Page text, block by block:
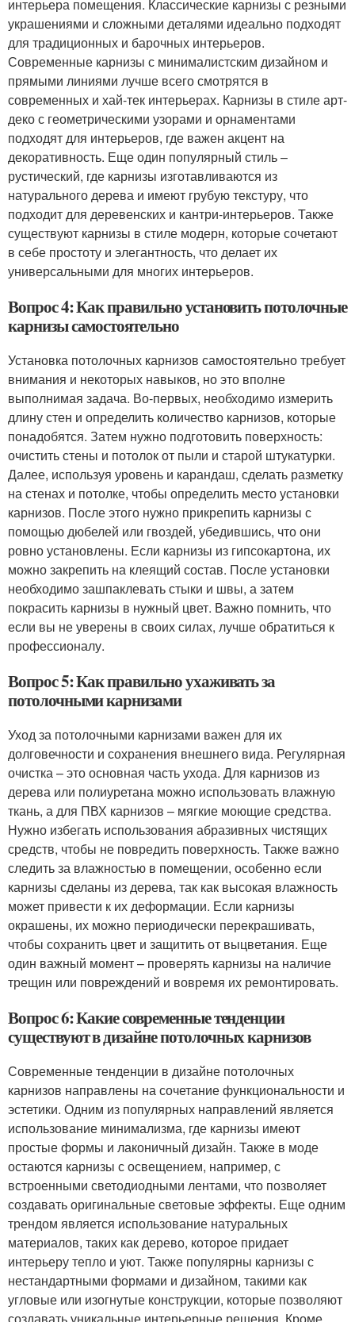
интерьера помещения. Классические карнизы с резными
украшениями и сложными деталями идеально подходят
для традиционных и барочных интерьеров.
Современные карнизы с минималистским дизайном и
прямыми линиями лучше всего смотрятся в
современных и хай-тек интерьерах. Карнизы в стиле арт-
деко с геометрическими узорами и орнаментами
подходят для интерьеров, где важен акцент на
декоративность. Еще один популярный стиль –
рустический, где карнизы изготавливаются из
натурального дерева и имеют грубую текстуру, что
подходит для деревенских и кантри-интерьеров. Также
существуют карнизы в стиле модерн, которые сочетают
в себе простоту и элегантность, что делает их
универсальными для многих интерьеров.
Вопрос 4: Как правильно установить потолочные
карнизы самостоятельно
Установка потолочных карнизов самостоятельно требует
внимания и некоторых навыков, но это вполне
выполнимая задача. Во-первых, необходимо измерить
длину стен и определить количество карнизов, которые
понадобятся. Затем нужно подготовить поверхность:
очистить стены и потолок от пыли и старой штукатурки.
Далее, используя уровень и карандаш, сделать разметку
на стенах и потолке, чтобы определить место установки
карнизов. После этого нужно прикрепить карнизы с
помощью дюбелей или гвоздей, убедившись, что они
ровно установлены. Если карнизы из гипсокартона, их
можно закрепить на клеящий состав. После установки
необходимо зашпаклевать стыки и швы, а затем
покрасить карнизы в нужный цвет. Важно помнить, что
если вы не уверены в своих силах, лучше обратиться к
профессионалу.
Вопрос 5: Как правильно ухаживать за
потолочными карнизами
Уход за потолочными карнизами важен для их
долговечности и сохранения внешнего вида. Регулярная
очистка – это основная часть ухода. Для карнизов из
дерева или полиуретана можно использовать влажную
ткань, а для ПВХ карнизов – мягкие моющие средства.
Нужно избегать использования абразивных чистящих
средств, чтобы не повредить поверхность. Также важно
следить за влажностью в помещении, особенно если
карнизы сделаны из дерева, так как высокая влажность
может привести к их деформации. Если карнизы
окрашены, их можно периодически перекрашивать,
чтобы сохранить цвет и защитить от выцветания. Еще
один важный момент – проверять карнизы на наличие
трещин или повреждений и вовремя их ремонтировать.
Вопрос 6: Какие современные тенденции
существуют в дизайне потолочных карнизов
Современные тенденции в дизайне потолочных
карнизов направлены на сочетание функциональности и
эстетики. Одним из популярных направлений является
использование минимализма, где карнизы имеют
простые формы и лаконичный дизайн. Также в моде
остаются карнизы с освещением, например, с
встроенными светодиодными лентами, что позволяет
создавать оригинальные световые эффекты. Еще одним
трендом является использование натуральных
материалов, таких как дерево, которое придает
интерьеру тепло и уют. Также популярны карнизы с
нестандартными формами и дизайном, такими как
угловые или изогнутые конструкции, которые позволяют